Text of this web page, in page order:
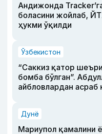
Андижонда
боласини жойлаб,
ҳукми ўқилди
Ўзбекистон
“Саккиз қатор
бомба бўлган”.
айбловлардан асраб
Дунё
Мариупол қамалини